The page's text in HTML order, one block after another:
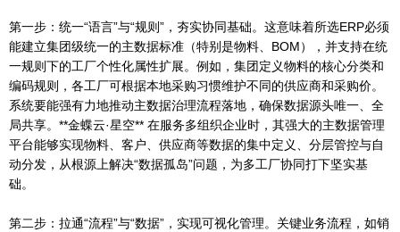
第一步：统一“语言”与“规则”，夯实协同基础。这意味着所选ERP必须
能建立集团级统一的主数据标准（特别是物料、BOM），并支持在统
一规则下的工厂个性化属性扩展。例如，集团定义物料的核心分类和
编码规则，各工厂可根据本地采购习惯维护不同的供应商和采购价。
系统要能强有力地推动主数据治理流程落地，确保数据源头唯一、全
局共享。**金蝶云·星空** 在服务多组织企业时，其强大的主数据管理
平台能够实现物料、客户、供应商等数据的集中定义、分层管控与自
动分发，从根源上解决“数据孤岛”问题，为多工厂协同打下坚实基
础。
第二步：拉通“流程”与“数据”，实现可视化管理。关键业务流程，如销